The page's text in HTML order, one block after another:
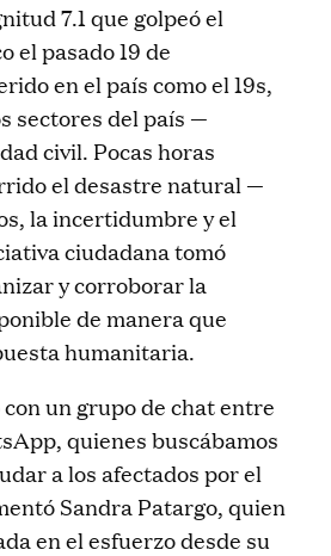
7.1 que golpeó el
el pasado 19 de
en el país como el 19s,
sectores del país —
civil. Pocas horas
el desastre natural —
la incertidumbre y el
ciudadana tomó
y corroborar la
de manera que
humanitaria.
un grupo de chat entre
quienes buscábamos
a los afectados por el
Sandra Patargo, quien
en el esfuerzo desde su